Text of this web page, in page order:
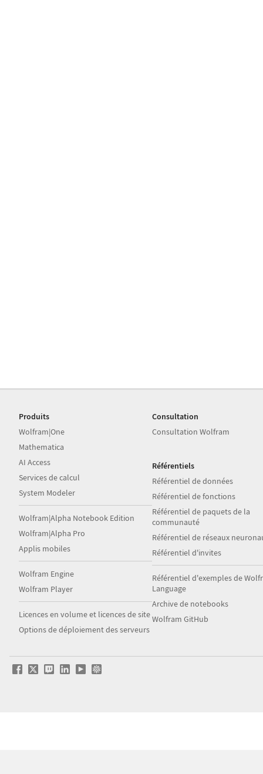
Produits
Wolfram|One
Mathematica
AI Access
Services de calcul
System Modeler
Wolfram|Alpha Notebook Edition
Wolfram|Alpha Pro
Applis mobiles
Wolfram Engine
Wolfram Player
Licences en volume et licences de site
Options de déploiement des serveurs
Consultation
Consultation Wolfram
Référentiels
Référentiel de données
Référentiel de fonctions
Référentiel de paquets de la
communauté
Référentiel de réseaux
Référentiel d'invites
Référentiel d'exemples de
Language
Archive de notebooks
Wolfram GitHub